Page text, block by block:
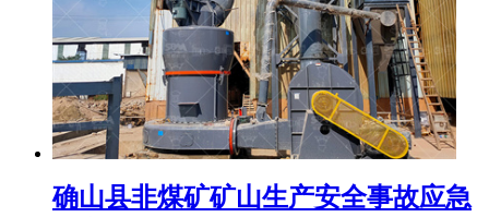
确山县非煤矿矿山生产安全事故应急